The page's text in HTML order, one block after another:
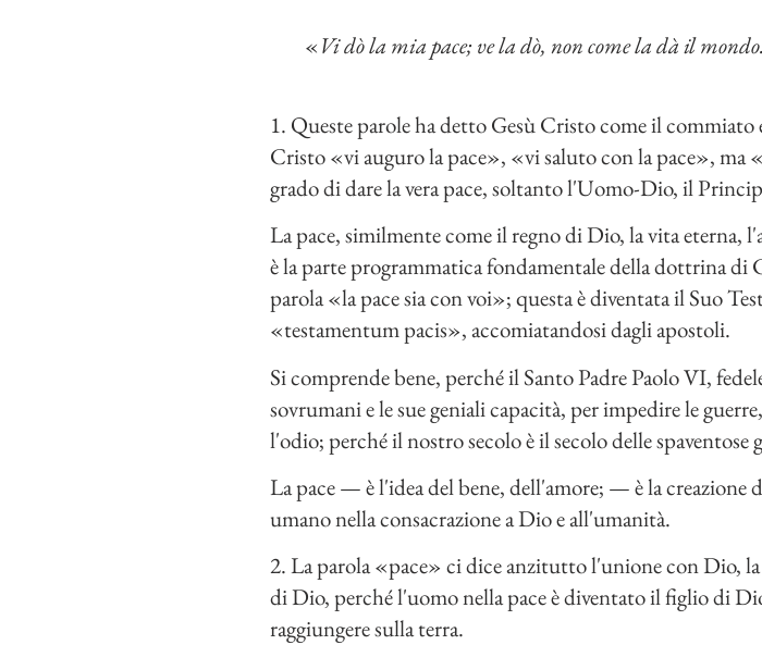
«Vi dò la mia pace; ve la dò, non come la dà il
1. Queste parole ha detto Gesù Cristo come il
Cristo «vi auguro la pace», «vi saluto con la pace», ma
grado di dare la vera pace, soltanto l'Uomo-Dio, il
La pace, similmente come il regno di Dio, la vita eterna,
è la parte programmatica fondamentale della dottrina
parola «la pace sia con voi»; questa è diventata il Suo
«testamentum pacis», accomiatandosi dagli apostoli.
Si comprende bene, perché il Santo Padre Paolo VI,
sovrumani e le sue geniali capacità, per impedire le
l'odio; perché il nostro secolo è il secolo delle spaventose
La pace — è l'idea del bene, dell'amore; — è la
umano nella consacrazione a Dio e all'umanità.
2. La parola «pace» ci dice anzitutto l'unione con Dio,
di Dio, perché l'uomo nella pace è diventato il figlio di
raggiungere sulla terra.